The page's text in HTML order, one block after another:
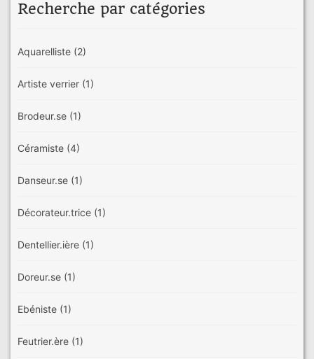
Recherche par catégories
Aquarelliste (2)
Artiste verrier (1)
Brodeur.se (1)
Céramiste (4)
Danseur.se (1)
Décorateur.trice (1)
Dentellier.ière (1)
Doreur.se (1)
Ebéniste (1)
Feutrier.ère (1)